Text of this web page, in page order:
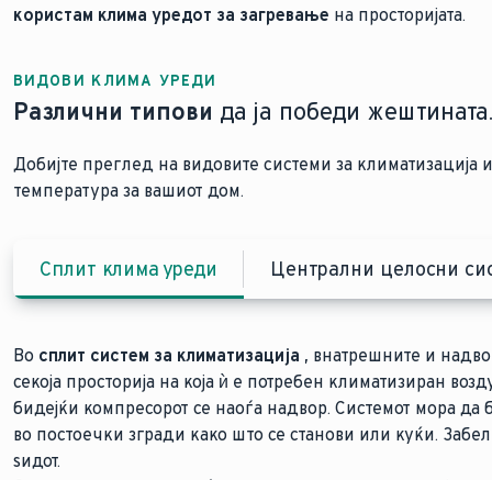
користам клима уредот за загревање на просторијата.
ВИДОВИ КЛИМА УРЕДИ
Различни типови да ја победи жештината.
Добијте преглед на видовите системи за климатизација
температура за вашиот дом.
Сплит клима уреди Централни целосни
Во сплит систем за климатизација , внатрешните и
секоја просторија на која ѝ е потребен климатизиран
бидејќи компресорот се наоѓа надвор. Системот мора
во постоечки згради како што се станови или куќи.
ѕидот.
ладење со топлинска пумпа